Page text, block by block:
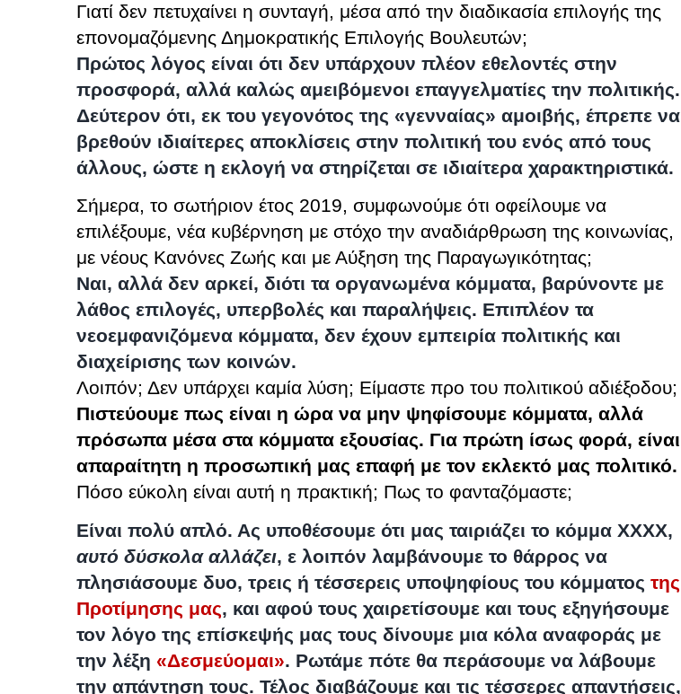
Γιατί δεν πετυχαίνει η συνταγή, μέσα από την διαδικασία επιλογής της
επονομαζόμενης Δημοκρατικής Επιλογής Βουλευτών;
Πρώτος λόγος είναι ότι δεν υπάρχουν πλέον εθελοντές στην
προσφορά, αλλά καλώς αμειβόμενοι επαγγελματίες την πολιτικής.
Δεύτερον ότι, εκ του γεγονότος της «γενναίας» αμοιβής, έπρεπε να
βρεθούν ιδιαίτερες αποκλίσεις στην πολιτική του ενός από τους
άλλους, ώστε η εκλογή να στηρίζεται σε ιδιαίτερα χαρακτηριστικά.
Σήμερα, το σωτήριον έτος 2019, συμφωνούμε ότι οφείλουμε να
επιλέξουμε, νέα κυβέρνηση με στόχο την αναδιάρθρωση της κοινωνίας,
με νέους Κανόνες Ζωής και με Αύξηση της Παραγωγικότητας;
Ναι, αλλά δεν αρκεί, διότι τα οργανωμένα κόμματα, βαρύνοντε με
λάθος επιλογές, υπερβολές και παραλήψεις. Επιπλέον τα
νεοεμφανιζόμενα κόμματα, δεν έχουν εμπειρία πολιτικής και
διαχείρισης των κοινών.
Λοιπόν; Δεν υπάρχει καμία λύση; Είμαστε προ του πολιτικού αδιέξοδου;
Πιστεύουμε πως είναι η ώρα να μην ψηφίσουμε κόμματα, αλλά
πρόσωπα μέσα στα κόμματα εξουσίας. Για πρώτη ίσως φορά, είναι
απαραίτητη η προσωπική μας επαφή με τον εκλεκτό μας πολιτικό.
Πόσο εύκολη είναι αυτή η πρακτική; Πως το φανταζόμαστε;
Είναι πολύ απλό. Ας υποθέσουμε ότι μας ταιριάζει το κόμμα ΧΧΧΧ,
αυτό δύσκολα αλλάζει, ε λοιπόν λαμβάνουμε το θάρρος να
πλησιάσουμε δυο, τρεις ή τέσσερεις υποψηφίους του κόμματος της
Προτίμησης μας, και αφού τους χαιρετίσουμε και τους εξηγήσουμε
τον λόγο της επίσκεψής μας τους δίνουμε μια κόλα αναφοράς με
την λέξη «Δεσμεύομαι». Ρωτάμε πότε θα περάσουμε να λάβουμε
την απάντηση τους. Τέλος διαβάζουμε και τις τέσσερες απαντήσεις,